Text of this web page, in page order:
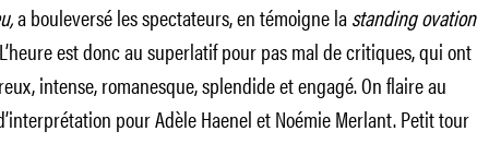
a bouleversé les spectateurs, en témoigne lastanding ovation
est donc au superlatif pour pas mal de critiques, qui ont
intense, romanesque, splendide et engagé. On flaire au
pour Adèle Haenel et Noémie Merlant. Petit tour